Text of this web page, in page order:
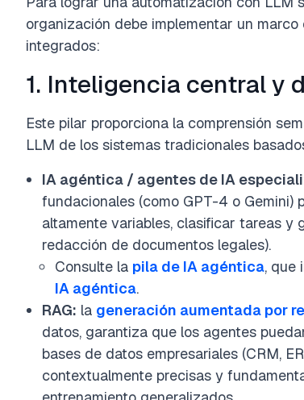
organización debe implementar un
integrados:
1. Inteligencia central y
Este pilar proporciona la comprensión
LLM de los sistemas tradicionales
IA agéntica / agentes de IA
fundacionales (como GPT-4 o
altamente variables, clasificar tareas y
redacción de documentos legales).
Consulte la pila de IA agéntica, que
IA agéntica.
RAG: la generación aumentada por
datos, garantiza que los agentes
bases de datos empresariales (CRM,
contextualmente precisas y